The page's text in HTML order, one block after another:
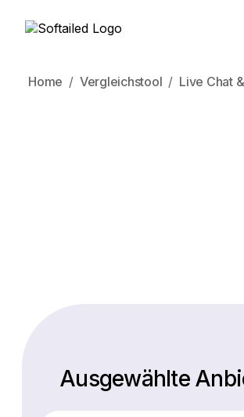
Home Vergleichstool Live Chat
Ausgewählte